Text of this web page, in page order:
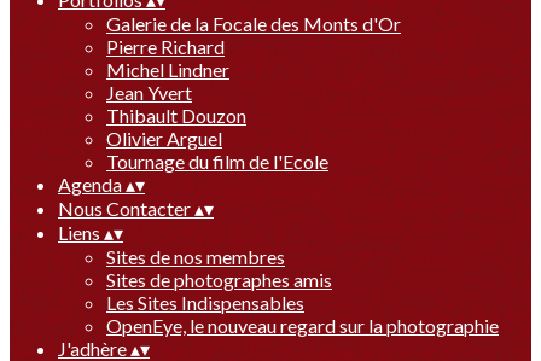
Galerie de la Focale des Monts d'Or
Pierre Richard
Michel Lindner
Jean Yvert
Thibault Douzon
Olivier Arguel
Tournage du film de l'Ecole
Agenda▴▾
Nous Contacter▴▾
Liens ▴▾
Sites de nos membres
Sites de photographes amis
Les Sites Indispensables
OpenEye, le nouveau regard sur la photographie
J'adhère▴▾